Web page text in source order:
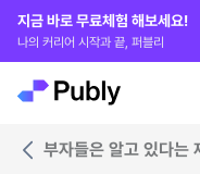
지금 바로 무료체험 해보세요!
나의 커리어 시작과 끝, 퍼블리
부자들은 알고 있다는